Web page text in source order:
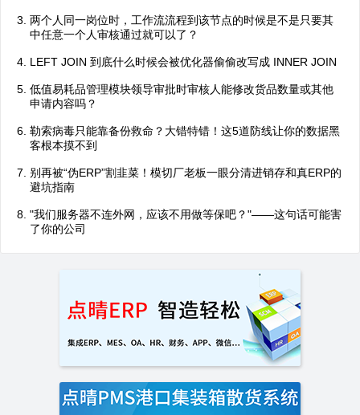
两个人同一岗位时，工作流流程到该节点的时候是不是只要其
中任意一个人审核通过就可以了？
LEFT JOIN 到底什么时候会被优化器偷偷改写成 INNER JOIN
低值易耗品管理模块领导审批时审核人能修改货品数量或其他
申请内容吗？
勒索病毒只能靠备份救命？大错特错！这5道防线让你的数据黑
客根本摸不到
别再被“伪ERP”割韭菜！模切厂老板一眼分清进销存和真ERP的
避坑指南
"我们服务器不连外网，应该不用做等保吧？"——这句话可能害
了你的公司